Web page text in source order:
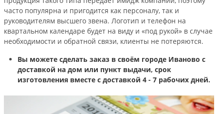
часто популярна и пригодится как персоналу, так и
руководителям высшего звена. Логотип и телефон на
квартальном календаре будет на виду и «под рукой» в случае
необходимости и обратной связи, клиенты не потеряются.
Вы можете сделать заказ в своём городе Иваново с
доставкой на дом или пункт выдачи, срок
изготовления вместе с доставкой 4 - 7 рабочих дней.